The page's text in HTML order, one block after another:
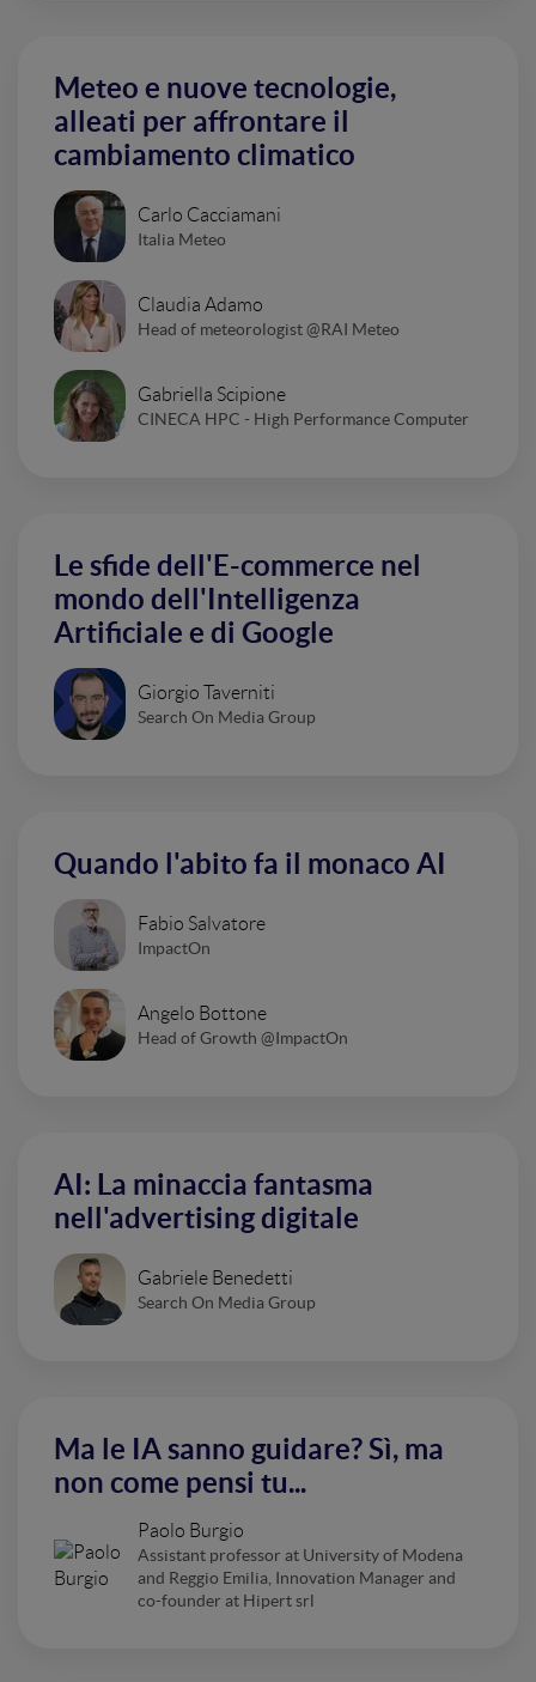
Meteo e nuove tecnologie,
alleati per affrontare il
cambiamento climatico
Carlo Cacciamani
Italia Meteo
Claudia Adamo
Head of meteorologist @RAI Meteo
Gabriella Scipione
CINECA HPC - High Performance Computer
Le sfide dell'E-commerce nel
mondo dell'Intelligenza
Artificiale e di Google
Giorgio Taverniti
Search On Media Group
Quando l'abito fa il monaco AI
Fabio Salvatore
ImpactOn
Angelo Bottone
Head of Growth @ImpactOn
AI: La minaccia fantasma
nell'advertising digitale
Gabriele Benedetti
Search On Media Group
Ma le IA sanno guidare? Sì, ma
non come pensi tu...
Paolo Burgio
Assistant professor at University of Modena
and Reggio Emilia, Innovation Manager and
co-founder at Hipert srl